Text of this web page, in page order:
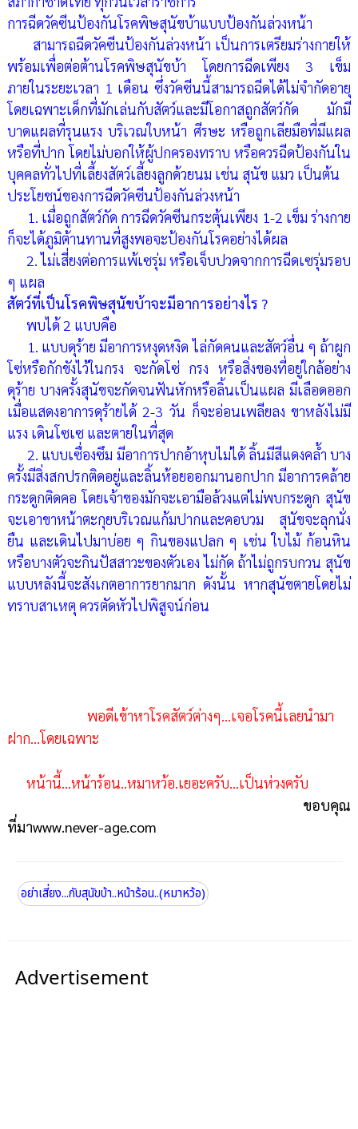
การฉีดวัคซีนป้องกันโรคพิษสุนัขบ้าแบบป้องกันล่วงหน้า
สามารถฉีดวัคซีนป้องกันล่วงหน้า เป็นการเตรียมร่างกายให้
พร้อมเพื่อต่อต้านโรคพิษสุนัขบ้า โดยการฉีดเพียง 3 เข็ม
ภายในระยะเวลา 1 เดือน ซึ่งวัคซีนนี้สามารถฉีดได้ไม่จำกัดอายุ
โดยเฉพาะเด็กที่มักเล่นกับสัตว์และมีโอกาสถูกสัตว์กัด มักมี
บาดแผลที่รุนแรง บริเวณใบหน้า ศีรษะ หรือถูกเลียมือที่มีแผล
หรือที่ปาก โดยไม่บอกให้ผู้ปกครองทราบ หรือควรฉีดป้องกันใน
บุคคลทั่วไปที่เลี้ยงสัตว์เลี้ยงลูกด้วยนม เช่น สุนัข แมว เป็นต้น
ประโยชน์ของการฉีดวัคซีนป้องกันล่วงหน้า
1. เมื่อถูกสัตว์กัด การฉีดวัคซีนกระตุ้นเพียง 1-2 เข็ม ร่างกาย
ก็จะได้ภูมิต้านทานที่สูงพอจะป้องกันโรคอย่างได้ผล
2. ไม่เสี่ยงต่อการแพ้เซรุ่ม หรือเจ็บปวดจากการฉีดเซรุ่มรอบ
ๆ แผล
สัตว์ที่เป็นโรคพิษสุนัขบ้าจะมีอาการอย่างไร ?
พบได้ 2 แบบคือ
1. แบบดุร้าย มีอาการหงุดหงิด ไล่กัดคนและสัตว์อื่น ๆ ถ้าผูก
โซ่หรือกักขังไว้ในกรง จะกัดโซ่ กรง หรือสิ่งของที่อยู่ใกล้อย่าง
ดุร้าย บางครั้งสุนัขจะกัดจนฟันหักหรือลิ้นเป็นแผล มีเลือดออก
เมื่อแสดงอาการดุร้ายได้ 2-3 วัน ก็จะอ่อนเพลียลง ขาหลังไม่มี
แรง เดินโซเซ และตายในที่สุด
2. แบบเซื่องซึม มีอาการปากอ้าหุบไม่ได้ ลิ้นมีสีแดงคล้ำ บาง
ครั้งมีสิ่งสกปรกติดอยู่และลิ้นห้อยออกมานอกปาก มีอาการคล้าย
กระดูกติดคอ โดยเจ้าของมักจะเอามือล้วงแต่ไม่พบกระดูก สุนัข
จะเอาขาหน้าตะกุยบริเวณแก้มปากและคอบวม สุนัขจะลุกนั่ง
ยืน และเดินไปมาบ่อย ๆ กินของแปลก ๆ เช่น ใบไม้ ก้อนหิน
หรือบางตัวจะกินปัสสาวะของตัวเอง ไม่กัด ถ้าไม่ถูกรบกวน สุนัข
แบบหลังนี้จะสังเกตอาการยากมาก ดังนั้น หากสุนัขตายโดยไม่
ทราบสาเหตุ ควรตัดหัวไปพิสูจน์ก่อน
พอดีเข้าหาโรคสัตว์ต่างๆ...เจอโรคนี้เลยนำมา
ฝาก...โดยเฉพาะ
หน้านี้...หน้าร้อน..หมาหว้อ.เยอะครับ...เป็นห่วงครับ
ขอบคุณ
ที่มาwww.never-age.com
อย่าเสี่ยง...กับสุนัขบ้า..หน้าร้อน..(หมาหว้อ)
Advertisement